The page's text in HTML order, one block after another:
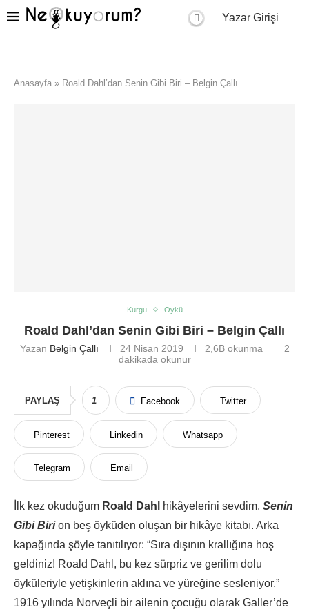
Yazar Girişi
Anasayfa » Roald Dahl’dan Senin Gibi Biri – Belgin Çallı
Kurgu Öykü
Roald Dahl’dan Senin Gibi Biri – Belgin Çallı
Yazan Belgin Çallı 24 Nisan 2019 2,6Bokunma
2
dakikada okunur
PAYLAŞ 1 Facebook Twitter
Pinterest Linkedin Whatsapp
Telegram Email
İlk kez okuduğum Roald Dahl hikâyelerini sevdim. Senin
Gibi Birion beş öyküden oluşan bir hikâye kitabı. Arka
kapağında şöyle tanıtılıyor: “Sıra dışının krallığına hoş
geldiniz! Roald Dahl, bu kez sürpriz ve gerilim dolu
öyküleriyle yetişkinlerin aklına ve yüreğine sesleniyor.”
1916 yılında Norveçli bir ailenin çocuğu olarak Galler’de